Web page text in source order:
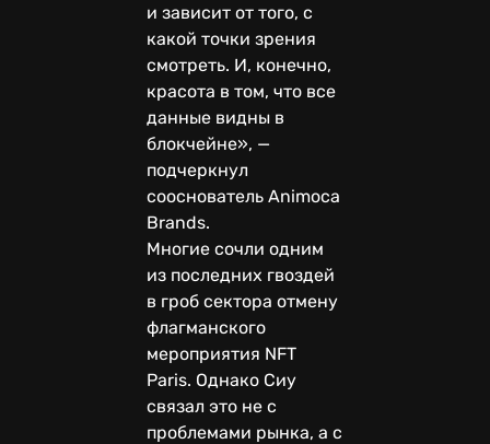
и зависит от того, с
какой точки зрения
смотреть. И, конечно,
красота в том, что все
данные видны в
блокчейне», —
подчеркнул
сооснователь Animoca
Brands.
Многие сочли одним
из последних гвоздей
в гроб сектора отмену
флагманского
мероприятия NFT
Paris. Однако Сиу
связал это не с
проблемами рынка, а с